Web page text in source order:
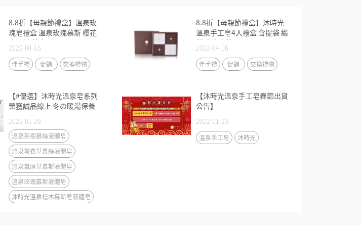
8.8折【母親節禮盒】溫泉玫
瑰皂禮盒 溫泉玫瑰慕斯 櫻花
皂 天竺葵皂
2022-04-16
伴手禮 促銷 交換禮物
8.8折【母親節禮盒】沐時光
溫泉手工皂4入禮盒 含提袋 緞
帶 代寫卡片
2022-04-16
伴手禮 促銷 交換禮物
【#優選】沐時光溫泉皂系列
榮獲誠品線上 冬の暖湯保養
假期優選商品
2022-01-29
溫泉茶樹慕絲液體皂
溫泉薰衣草慕絲液體皂
溫泉鼠尾草慕斯液體皂
溫泉玫瑰慕斯液體皂
沐時光溫泉檜木幕斯皂液體皂
【沐時光溫泉手工皂春節出貨
公告】
2022-01-23
溫泉手工皂 沐時光